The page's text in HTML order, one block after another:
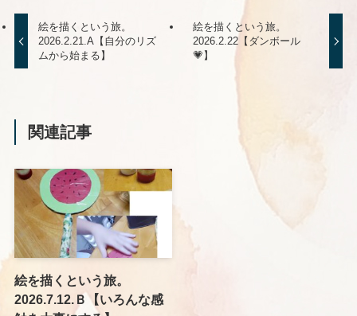
絵を描くという旅。
2026.2.21.A【自分のリズ
ムから始まる】
絵を描くという旅。
2026.2.22【ダンボール
💗】
関連記事
絵を描くという旅。
2026.7.12.Ｂ【いろんな感